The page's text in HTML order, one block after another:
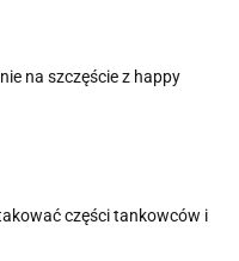
na szczęście z happy
części tankowców i